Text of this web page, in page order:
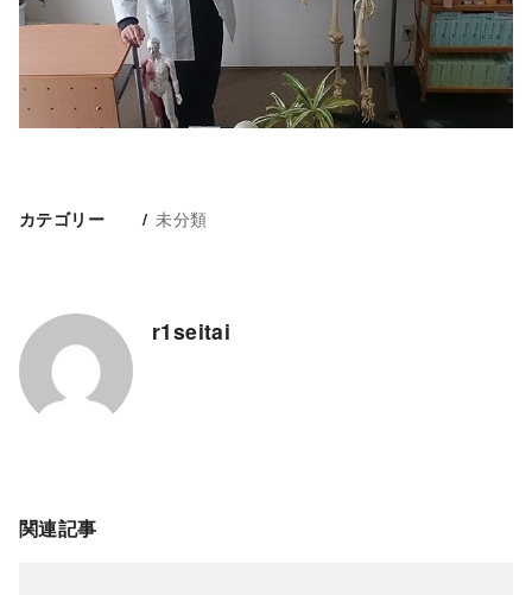
カテゴリー 未分類
r1seitai
関連記事